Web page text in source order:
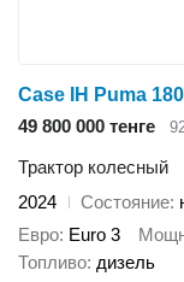
Case IH Puma 180
49 800 000 тенге
Трактор колесный
2024
Состояние
Евро Euro 3
Топливо дизель